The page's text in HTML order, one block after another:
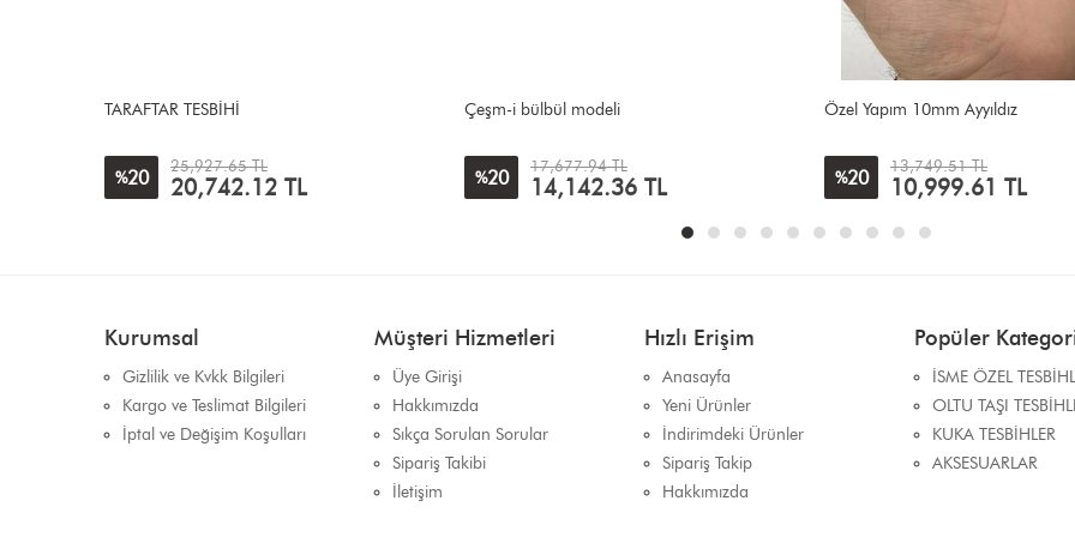
Çeşm-i bülbül modeli
%20
17,677.94 TL
14,142.36 TL
Özel Yapım 10mm Ayyıldız
%20
13,749.51 TL
10,999.61 TL
Mavi mineli
%5
14,928.04 TL
14,142.36 TL
Kurumsal
Gizlilik ve Kvkk Bilgileri
Kargo ve Teslimat Bilgileri
İptal ve Değişim Koşulları
Müşteri Hizmetleri
Üye Girişi
Hakkımızda
Sıkça Sorulan Sorular
Sipariş Takibi
İletişim
Hızlı Erişim
Anasayfa
Yeni Ürünler
İndirimdeki Ürünler
Sipariş Takip
Hakkımızda
Popüler
İSME ÖZEL
OLTU TAŞI
KUKA TESBİHLER
AKSESUARLAR